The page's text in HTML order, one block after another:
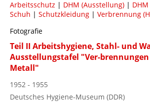
Arbeitsschutz | DHM (Ausstellung) |
Schuh | Schutzkleidung | Verbrennung
Fotografie
Teil II Arbeitshygiene, Stahl- und
Ausstellungstafel "Ver-
Metall"
1952 - 1955
Deutsches Hygiene-Museum (DDR)